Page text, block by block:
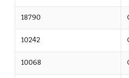
18790
10242
10068